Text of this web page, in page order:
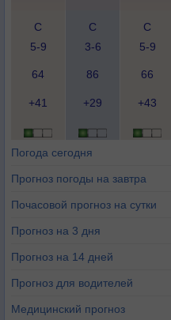
С
5-9
С
3-6
С
5-9
64 86 66
+41 +29 +43
Погода сегодня
Прогноз погоды на завтра
Почасовой прогноз на сутки
Прогноз на 3 дня
Прогноз на 14 дней
Прогноз для водителей
Медицинский прогноз